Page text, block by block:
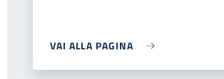
VAI ALLA PAGINA